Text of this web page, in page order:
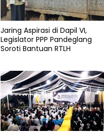
Jaring Aspirasi di Dapil VI,
Legislator PPP Pandeglang
Soroti Bantuan RTLH